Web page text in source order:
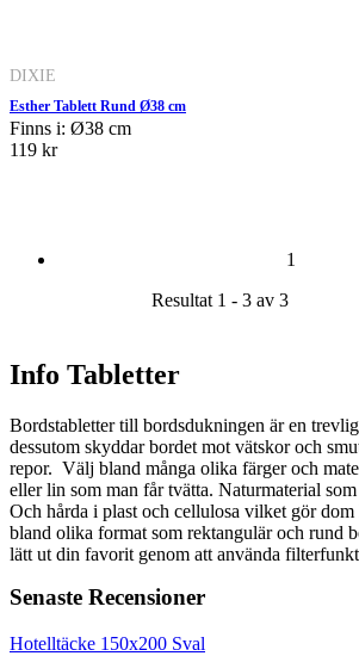
DIXIE
Esther Tablett Rund Ø38 cm
Finns i: Ø38 cm
119 kr
1
Resultat 1 - 3 av 3
Info Tabletter
Bordstabletter till bordsdukningen är en
dessutom skyddar bordet mot vätskor och
repor. Välj bland många olika färger och
eller lin som man får tvätta. Naturmaterial som
Och hårda i plast och cellulosa vilket gör
bland olika format som rektangulär och rund
lätt ut din favorit genom att använda
Senaste Recensioner
Hotelltäcke 150x200 Sval